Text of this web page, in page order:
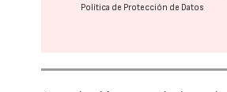
Política de Protección de Datos